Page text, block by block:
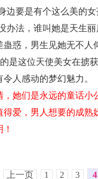
边要是有个这么美的
办法，谁叫她是天生
蛊惑，男生见她无不
是这位天使美女在掳
人感动的梦幻魅力。
她们是永远的童话小
爱，男人想要的成
上一页 1 2 3 4